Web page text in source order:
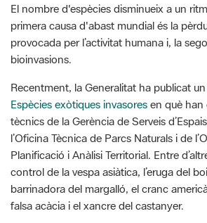
El nombre d'espècies disminueix a un
primera causa d'abast mundial és la
provocada per l’activitat humana i, la
bioinvasions.
Recentment, la Generalitat ha publicat un
Espècies exòtiques invasores en què han
tècnics de la Gerència de Serveis
l’Oficina Tècnica de Parcs Naturals i de
Planificació i Anàlisi Territorial. Entre
control de la vespa asiàtica, l’eruga del
barrinadora del margalló, el cranc
falsa acàcia i el xancre del castanyer.